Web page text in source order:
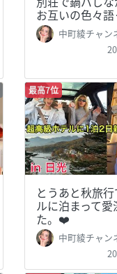
お互いの色々
中町綾チャン
最高7位
とうあと秋旅
ルに泊まって愛
た。❤️
中町綾チャン